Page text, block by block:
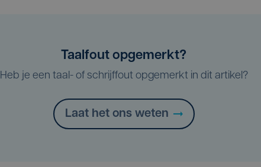
Taalfout opgemerkt?
Heb je een taal- of schrijffout opgemerkt in dit artikel?
Laat het ons weten